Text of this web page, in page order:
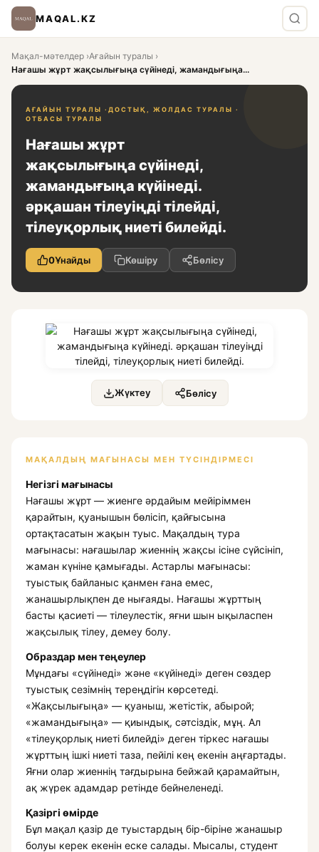
MAQAL.KZ
Мақал-мәтелдер ›Ағайын туралы ›
Нағашы жұрт жақсылығыңа сүйінеді, жамандығыңа...
АҒАЙЫН ТУРАЛЫ · ДОСТЫҚ, ЖОЛДАС ТУРАЛЫ ·
ОТБАСЫ ТУРАЛЫ
Нағашы жұрт
жақсылығыңа сүйінеді,
жамандығыңа күйінеді.
әрқашан тілеуіңді тілейді,
тілеуқорлық ниеті билейді.
0Ұнайды Көшіру Бөлісу
Жүктеу Бөлісу
МАҚАЛДЫҢ МАҒЫНАСЫ МЕН ТҮСІНДІРМЕСІ
Негізгі мағынасы
Нағашы жұрт — жиенге әрдайым мейіріммен
қарайтын, қуанышын бөлісіп, қайғысына
ортақтасатын жақын туыс. Мақалдың тура
мағынасы: нағашылар жиеннің жақсы ісіне сүйсініп,
жаман күніне қамығады. Астарлы мағынасы:
туыстық байланыс қанмен ғана емес,
жанашырлықпен де нығаяды. Нағашы жұрттың
басты қасиеті — тілеулестік, яғни шын ықыласпен
жақсылық тілеу, демеу болу.
Образдар мен теңеулер
Мұндағы «сүйінеді» және «күйінеді» деген сөздер
туыстық сезімнің тереңдігін көрсетеді.
«Жақсылығыңа» — қуаныш, жетістік, абырой;
«жамандығыңа» — қиындық, сәтсіздік, мұң. Ал
«тілеуқорлық ниеті билейді» деген тіркес нағашы
жұрттың ішкі ниеті таза, пейілі кең екенін аңғартады.
Яғни олар жиеннің тағдырына бейжай қарамайтын,
ақ жүрек адамдар ретінде бейнеленеді.
Қазіргі өмірде
Бұл мақал қазір де туыстардың бір-біріне жанашыр
болуы керек екенін еске салады. Мысалы, студент